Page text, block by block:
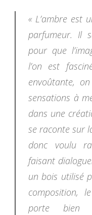
« L’ambre est
parfumeur. Il
pour que
l’on est
envoûtante,
sensations à
dans une
se raconte sur
donc voulu
faisant
un bois utilisé
composition,
porte bien